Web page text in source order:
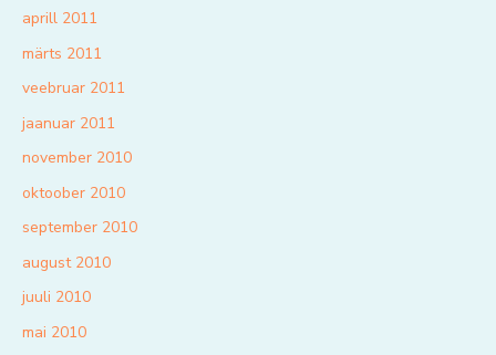
aprill 2011
märts 2011
veebruar 2011
jaanuar 2011
november 2010
oktoober 2010
september 2010
august 2010
juuli 2010
mai 2010